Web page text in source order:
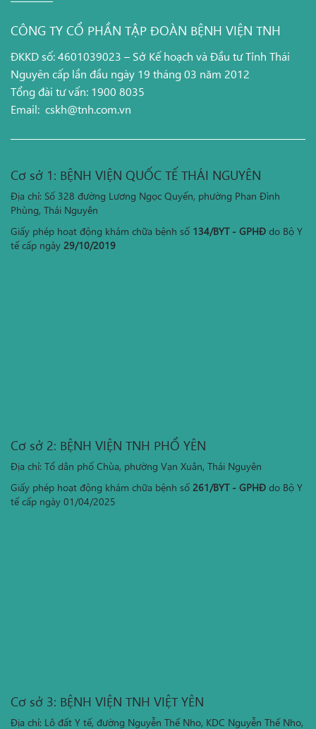
CÔNG TY CỔ PHẦN TẬP ĐOÀN BỆNH VIỆN TNH
ĐKKD số: 4601039023 – Sở Kế hoạch và Đầu tư Tỉnh Thái
Nguyên cấp lần đầu ngày 19 tháng 03 năm 2012
Tổng đài tư vấn: 1900 8035
Email: cskh@tnh.com.vn
Cơ sở 1: BỆNH VIỆN QUỐC TẾ THÁI NGUYÊN
Địa chỉ: Số 328 đường Lương Ngọc Quyến, phường Phan Đình
Phùng, Thái Nguyên
Giấy phép hoạt động khám chữa bệnh số 134/BYT - GPHĐ do Bộ Y
tế cấp ngày 29/10/2019
Cơ sở 2: BỆNH VIỆN TNH PHỔ YÊN
Địa chỉ: Tổ dân phố Chùa, phường Vạn Xuân, Thái Nguyên
Giấy phép hoạt động khám chữa bệnh số 261/BYT - GPHĐ do Bộ Y
tế cấp ngày 01/04/2025
Cơ sở 3: BỆNH VIỆN TNH VIỆT YÊN
Địa chỉ: Lô đất Y tế, đường Nguyễn Thế Nho, KDC Nguyễn Thế Nho,